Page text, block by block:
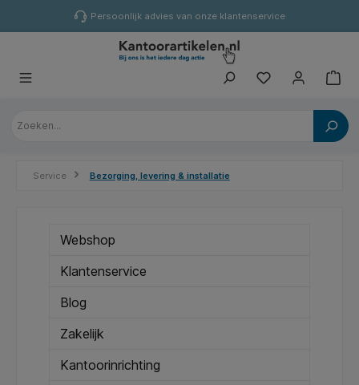
Persoonlijk advies van onze klantenservice
Service Bezorging, levering & installatie
Webshop
Klantenservice
Blog
Zakelijk
Kantoorinrichting